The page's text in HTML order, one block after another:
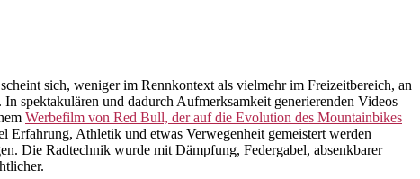
sich, weniger im Rennkontext als vielmehr im Freizeitbereich, an
spektakulären und dadurch Aufmerksamkeit generierenden Videos
Werbefilm von Red Bull, der auf die Evolution des Mountainbikes
Athletik und etwas Verwegenheit gemeistert werden
Die Radtechnik wurde mit Dämpfung, Federgabel, absenkbarer